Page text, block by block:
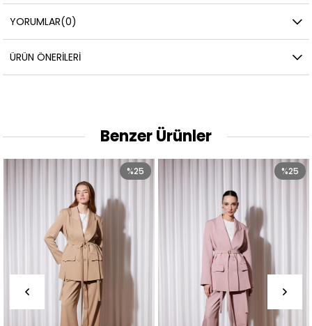
YORUMLAR(0)
ÜRÜN ÖNERILERI
Benzer Ürünler
%25 %25